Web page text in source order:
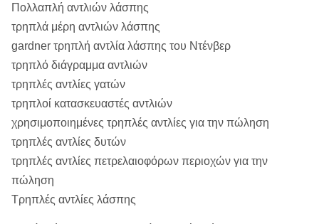
Πολλαπλή αντλιών λάσπης
τρηπλά μέρη αντλιών λάσπης
gardner τρηπλή αντλία λάσπης του Ντένβερ
τρηπλό διάγραμμα αντλιών
τρηπλές αντλίες γατών
τρηπλοί κατασκευαστές αντλιών
χρησιμοποιημένες τρηπλές αντλίες για την πώληση
τρηπλές αντλίες δυτών
τρηπλές αντλίες πετρελαιοφόρων περιοχών για την
πώληση
Τρηπλές αντλίες λάσπης